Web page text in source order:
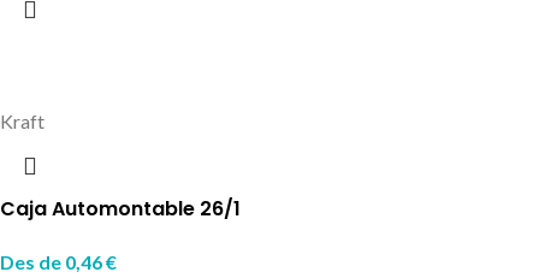
Kraft
Caja Automontable 26/1
Des de 0,46€